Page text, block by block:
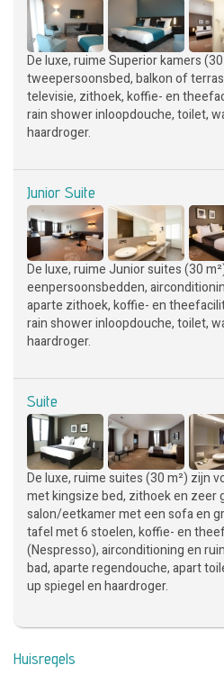
De luxe, ruime Superior kamers
tweepersoonsbed, balkon of
televisie, zithoek, koffie- en
rain shower inloopdouche, toilet,
haardroger.
Junior Suite
De luxe, ruime Junior suites (30
eenpersoonsbedden,
aparte zithoek, koffie- en
rain shower inloopdouche, toilet,
haardroger.
Suite
De luxe, ruime suites (30 m²) zijn
met kingsize bed, zithoek en zeer
salon/eetkamer met een sofa en
tafel met 6 stoelen, koffie- en
(Nespresso), airconditioning en
bad, aparte regendouche, apart
up spiegel en haardroger.
Huisregels